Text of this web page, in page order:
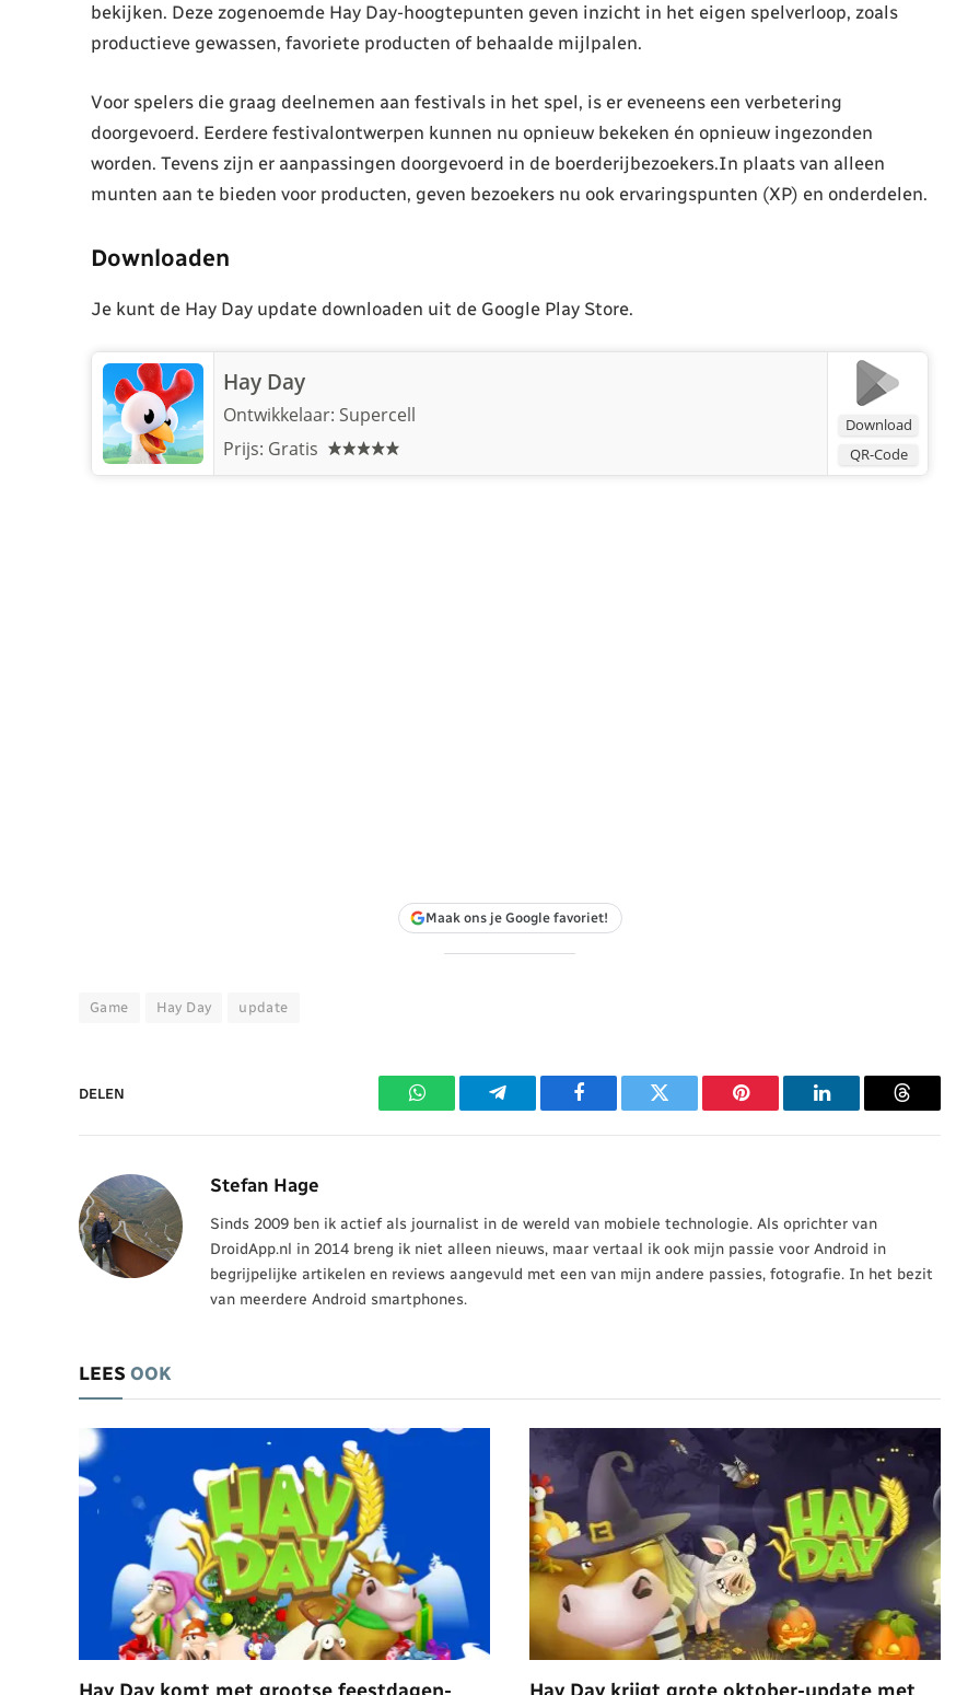
bekijken. Deze zogenoemde Hay Day-hoogtepunten geven inzicht in het eigen spelverloop, zoals
productieve gewassen, favoriete producten of behaalde mijlpalen.
Voor spelers die graag deelnemen aan festivals in het spel, is er eveneens een verbetering
doorgevoerd. Eerdere festivalontwerpen kunnen nu opnieuw bekeken én opnieuw ingezonden
worden. Tevens zijn er aanpassingen doorgevoerd in de boerderijbezoekers.In plaats van alleen
munten aan te bieden voor producten, geven bezoekers nu ook ervaringspunten (XP) en onderdelen.
Downloaden
Je kunt de Hay Day update downloaden uit de Google Play Store.
Download
QR-Code
Hay Day
Ontwikkelaar: Supercell
Prijs: Gratis
Maak ons je Google favoriet!
Game Hay Day update
DELEN
WhatsAppTelegram Facebook Twitter Pinterest LinkedIn Threads
Stefan Hage
Sinds 2009 ben ik actief als journalist in de wereld van mobiele technologie. Als oprichter van
DroidApp.nl in 2014 breng ik niet alleen nieuws, maar vertaal ik ook mijn passie voor Android in
begrijpelijke artikelen en reviews aangevuld met een van mijn andere passies, fotografie. In het bezit
van meerdere Android smartphones.
LEES OOK
Hay Day komt met grootse feestdagen- Hay Day krijgt grote oktober-update met